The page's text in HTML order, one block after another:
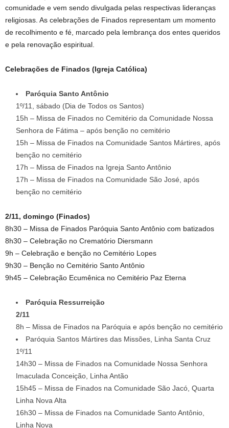
comunidade e vem sendo divulgada pelas respectivas lideranças
religiosas. As celebrações de Finados representam um momento
de recolhimento e fé, marcado pela lembrança dos entes queridos
e pela renovação espiritual.
Celebrações de Finados (Igreja Católica)
Paróquia Santo Antônio
1º/11, sábado (Dia de Todos os Santos)
15h – Missa de Finados no Cemitério da Comunidade Nossa
Senhora de Fátima – após benção no cemitério
15h – Missa de Finados na Comunidade Santos Mártires, após
benção no cemitério
17h – Missa de Finados na Igreja Santo Antônio
17h – Missa de Finados na Comunidade São José, após
benção no cemitério
2/11, domingo (Finados)
8h30 – Missa de Finados Paróquia Santo Antônio com batizados
8h30 – Celebração no Crematório Diersmann
9h – Celebração e benção no Cemitério Lopes
9h30 – Benção no Cemitério Santo Antônio
9h45 – Celebração Ecumênica no Cemitério Paz Eterna
Paróquia Ressurreição
2/11
8h – Missa de Finados na Paróquia e após benção no cemitério
Paróquia Santos Mártires das Missões, Linha Santa Cruz
1º/11
14h30 – Missa de Finados na Comunidade Nossa Senhora
Imaculada Conceição, Linha Antão
15h45 – Missa de Finados na Comunidade São Jacó, Quarta
Linha Nova Alta
16h30 – Missa de Finados na Comunidade Santo Antônio,
Linha Nova